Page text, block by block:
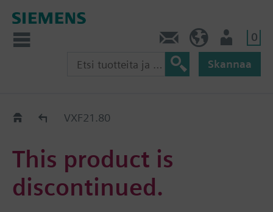
0
Skannaa
Old2NewVXF21.80
This product is
discontinued.